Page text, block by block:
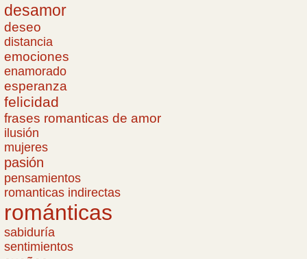
desamor
deseo
distancia
emociones
enamorado
esperanza
felicidad
frases romanticas de amor
ilusión
mujeres
pasión
pensamientos
romanticas indirectas
románticas
sabiduría
sentimientos